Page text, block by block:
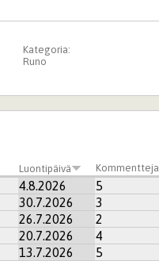
Kategoria:
Runo
Luontipäivä Kommentteja
4.8.2026 5
30.7.2026 3
26.7.2026 2
20.7.2026 4
13.7.2026 5